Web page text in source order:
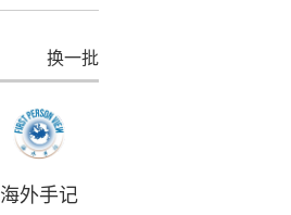
换一批
海外手记